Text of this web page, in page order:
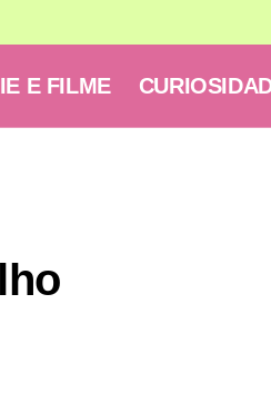
E FILME